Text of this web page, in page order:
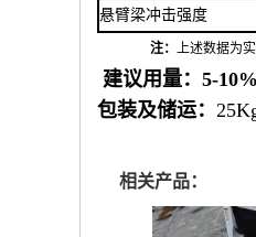
悬臂梁冲击强度
注：上述数据为
建议用量： 5-
包装及储运：
相关产品：